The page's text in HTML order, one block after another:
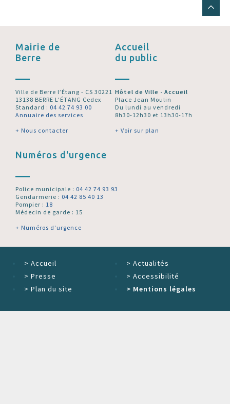
Mairie de
Berre
Ville de Berre l’Étang - CS 30221
13138 BERRE L'ÉTANG Cedex
Standard : 04 42 74 93 00
Annuaire des services
+ Nous contacter
Accueil
du public
Hôtel de Ville - Accueil
Place Jean Moulin
Du lundi au vendredi
8h30-12h30 et 13h30-17h
+ Voir sur plan
Numéros d'urgence
Police municipale : 04 42 74 93 93
Gendarmerie : 04 42 85 40 13
Pompier : 18
Médecin de garde : 15
+ Numéros d'urgence
> Accueil > Actualités
> Presse > Accessibilité
> Plan du site > Mentions légales